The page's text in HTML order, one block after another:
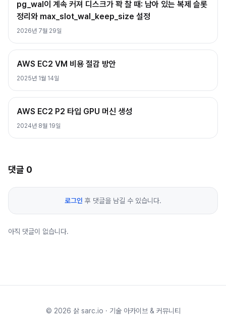
pg_wal이 계속 커져 디스크가 꽉 찰 때: 남아 있는 복제 슬롯
정리와 max_slot_wal_keep_size 설정
2026년 7월 29일
AWS EC2 VM 비용 절감 방안
2025년 1월 14일
AWS EC2 P2 타입 GPU 머신 생성
2024년 8월 19일
댓글 0
로그인 후 댓글을 남길 수 있습니다.
아직 댓글이 없습니다.
© 2026 삵 sarc.io · 기술 아카이브 & 커뮤니티